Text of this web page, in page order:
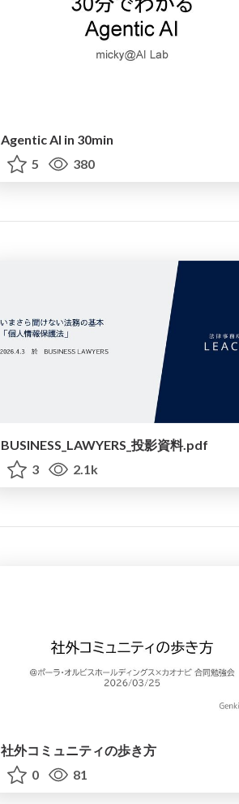
Agentic AI in 30min
5
380
BUSINESS_LAWYERS_投影資料.pdf
3
2.1k
社外コミュニティの歩き方
0
81